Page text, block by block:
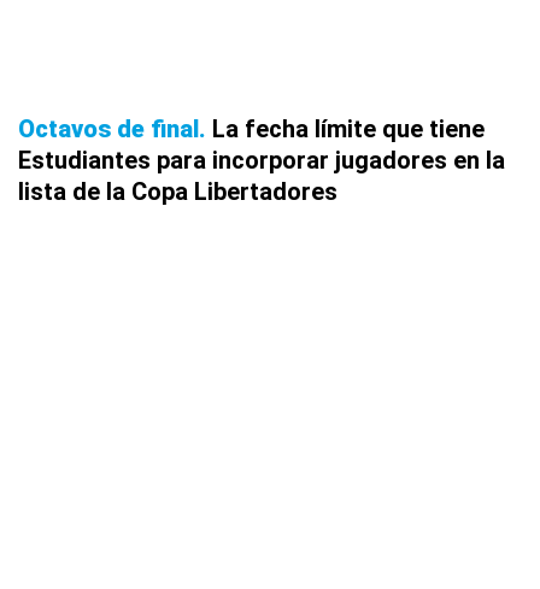
Octavos de final La fecha límite que tiene
Estudiantes para incorporar jugadores en la
lista de la Copa Libertadores